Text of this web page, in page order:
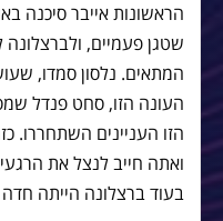
הראשונות אייבר סיכנה
שטגן פעמיים,
המתאים. נלסון סמדו,
הזו העניינים השתחררו.
ואתה חייב לנצל את
בעוד ברצלונה הייתה